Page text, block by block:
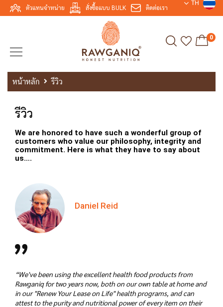
ตัวแทนจำหน่าย สั่งซื้อแบบ BULK ติดต่อเรา
TH
0
หน้าหลัก รีวิว
รีวิว
We are honored to have such a wonderful group of
customers who value our philosophy, integrity and
commitment. Here is what they have to say about
us….
Daniel Reid
“We've been using the excellent health food products from
Rawganiq for two years now, both on our own table at home and
in our "Renew Your Lease on Life" health programs, and can
attest to the purity and nutritional power of every item on their